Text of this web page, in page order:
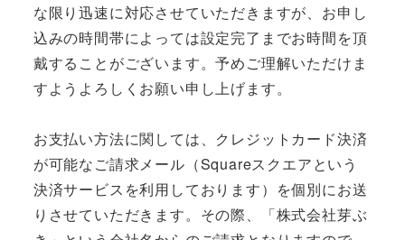
な限り迅速に対応させていただきますが、お申し
込みの時間帯によっては設定完了までお時間を頂
戴することがございます。予めご理解いただけま
すようよろしくお願い申し上げます。
お支払い方法に関しては、クレジットカード決済
が可能なご請求メール（Squareスクエアという
決済サービスを利用しております）を個別にお送
りさせていただきます。その際、「株式会社芽ぶ